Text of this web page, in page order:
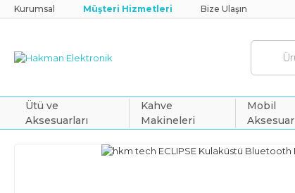
Kurumsal Müşteri Hizmetleri Bize Ulaşın
Ütü ve
Aksesuarları
Kahve
Makineleri
Mobil
Aksesuar